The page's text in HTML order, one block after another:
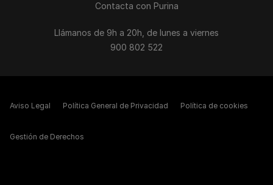
Contacta con Purina
Llámanos de 9h a 20h, de lunes a viernes
900 802 522
Aviso Legal Política General de Privacidad Política de cookies
Gestión de Derechos